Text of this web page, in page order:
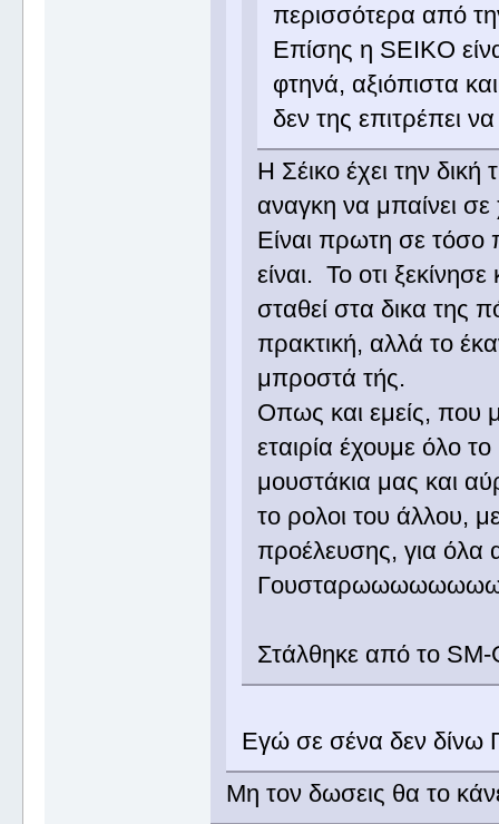
περισσότερα από
Επίσης η SEIKO
φτηνά, αξιόπιστα
δεν της επιτρέπει
Η Σέικο έχει την δική
αναγκη να μπαίνει
Είναι πρωτη σε τόσο
είναι. Το οτι
σταθεί στα δικα της
πρακτική, αλλά το
μπροστά τής.
Οπως και εμείς, που
εταιρία έχουμε όλο
μουστάκια μας και
το ρολοι του άλλου,
προέλευσης, για
Στάλθηκε από το
Εγώ σε σένα δεν δίνω
Μη τον δωσεις θα το